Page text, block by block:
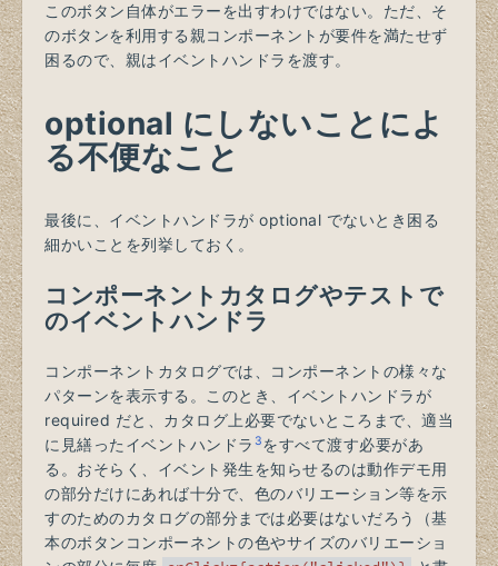
このボタン自体がエラーを出すわけではない。ただ、そ
のボタンを利用する親コンポーネントが要件を満たせず
困るので、親はイベントハンドラを渡す。
optional にしないことによ
る不便なこと
最後に、イベントハンドラが optional でないとき困る
細かいことを列挙しておく。
コンポーネントカタログやテストで
のイベントハンドラ
コンポーネントカタログでは、コンポーネントの様々な
パターンを表示する。このとき、イベントハンドラが
required だと、カタログ上必要でないところまで、適当
に見繕ったイベントハンドラ 3をすべて渡す必要があ
る。おそらく、イベント発生を知らせるのは動作デモ用
の部分だけにあれば十分で、色のバリエーション等を示
すのためのカタログの部分までは必要はないだろう（基
本のボタンコンポーネントの色やサイズのバリエーショ